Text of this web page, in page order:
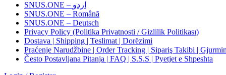
SNUS.ONE – اردو
SNUS.ONE – Română
SNUS.ONE – Deutsch
Privacy Policy (Politika Privatnosti / Gizlilik Politikası)
Dostava | Shipping | Teslimat | Dorëzimi
Praćenje Narudžbine | Order Tracking | Sipariş Takibi |
Često Postavljana Pitanja | FAQ | S.S.S | Pyetjet e Shpeshta